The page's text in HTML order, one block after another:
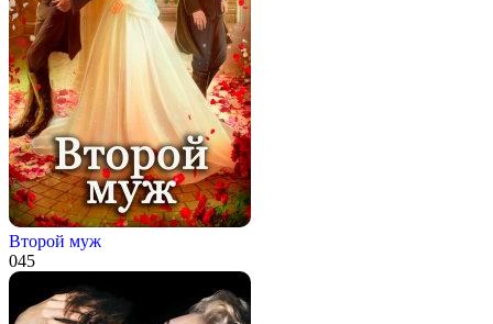
Второй муж
045